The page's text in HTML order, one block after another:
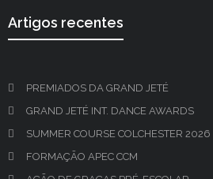
Artigos recentes
PREMIADOS DA GRAND JETÉ
GRAND JETÉ INT. DANCE AWARDS
SUMMER COURSE COLCHESTER 2026
FORMAÇÃO APEC CCM